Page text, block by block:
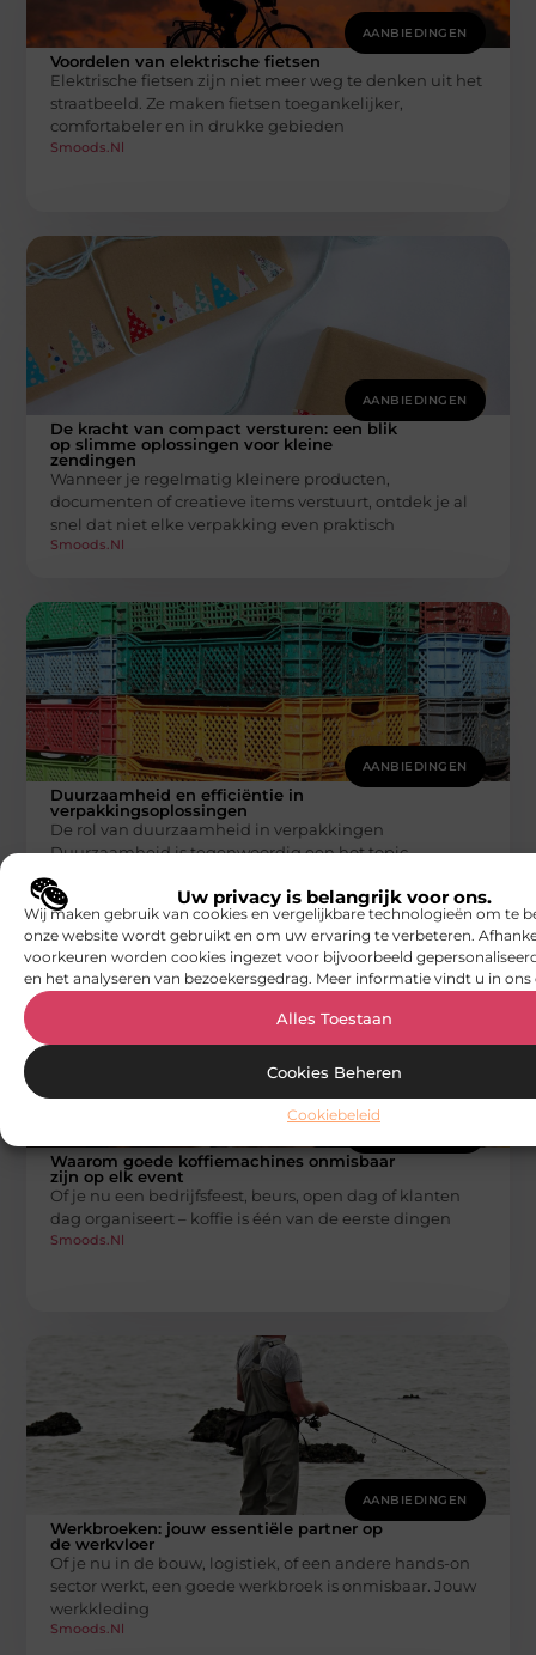
Uw privacy is belangrijk voor ons.
Wij maken gebruik van cookies en vergelijkbare technologieën om te
onze website wordt gebruikt en om uw ervaring te verbeteren.
voorkeuren worden cookies ingezet voor bijvoorbeeld
en het analyseren van bezoekersgedrag. Meer informatie vindt u in ons
Alles Toestaan
Cookies Beheren
Cookiebeleid
AANBIEDINGEN
Voordelen van elektrische fietsen
Elektrische fietsen zijn niet meer weg te denken uit het
straatbeeld. Ze maken fietsen toegankelijker,
comfortabeler en in drukke gebieden
Smoods.nl
AANBIEDINGEN
De kracht van compact versturen: een blik
op slimme oplossingen voor kleine
zendingen
Wanneer je regelmatig kleinere producten,
documenten of creatieve items verstuurt, ontdek je al
snel dat niet elke verpakking even praktisch
Smoods.nl
AANBIEDINGEN
Duurzaamheid en efficiëntie in
verpakkingsoplossingen
De rol van duurzaamheid in verpakkingen
Duurzaamheid is tegenwoordig een hot topic.
Bedrijven zoeken steeds vaker naar manieren om
Smoods.nl
Waarom goede koffiemachines onmisbaar
zijn op elk event
Of je nu een bedrijfsfeest, beurs, open dag of klanten
dag organiseert – koffie is één van de eerste dingen
Smoods.nl
AANBIEDINGEN
Werkbroeken: jouw essentiële partner op
de werkvloer
Of je nu in de bouw, logistiek, of een andere hands-on
sector werkt, een goede werkbroek is onmisbaar. Jouw
werkkleding
Smoods.nl